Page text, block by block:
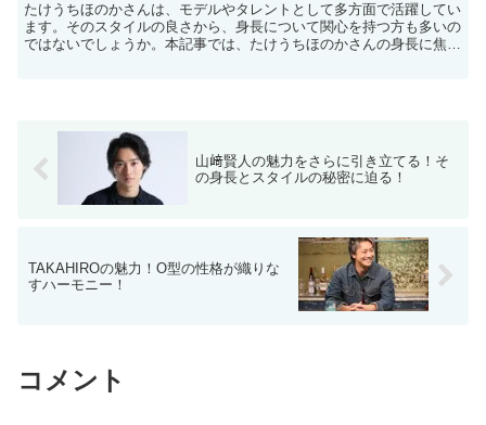
たけうちほのかさんは、モデルやタレントとして多方面で活躍してい
ます。そのスタイルの良さから、身長について関心を持つ方も多いの
ではないでしょうか。本記事では、たけうちほのかさんの身長に焦点
山﨑賢人の魅力をさらに引き立てる！そ
の身長とスタイルの秘密に迫る！
TAKAHIROの魅力！O型の性格が織りな
すハーモニー！
コメント